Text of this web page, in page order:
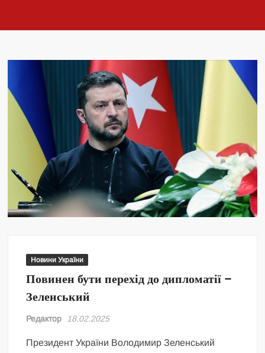
Новини України
Повинен бути перехід до дипломатії –
Зеленський
Редактор 18.02.2025
Президент України Володимир Зеленський